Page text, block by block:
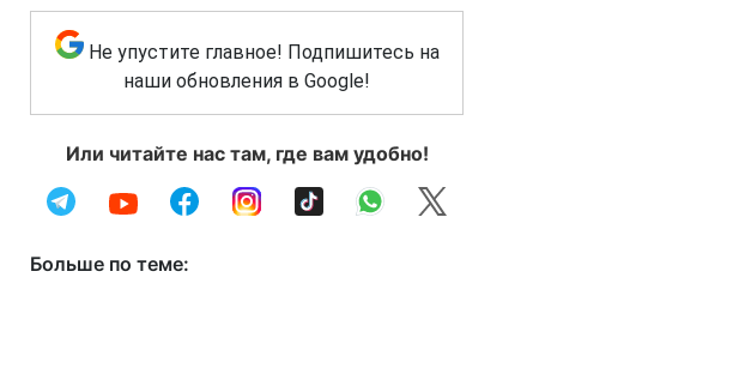
Не упустите главное! Подпишитесь на
наши обновления в Google!
Или читайте нас там, где вам удобно!
Больше по теме: